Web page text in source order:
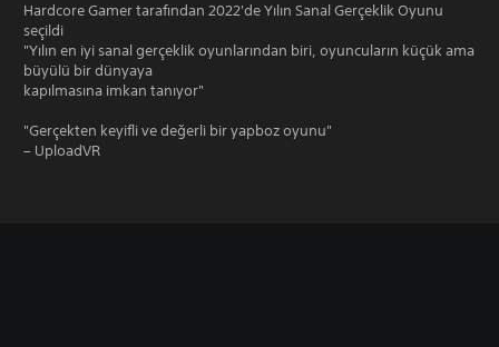
Hardcore Gamer tarafından 2022'de Yılın Sanal Gerçeklik Oyunu
seçildi
"Yılın en iyi sanal gerçeklik oyunlarından biri, oyuncuların küçük ama
büyülü bir dünyaya
kapılmasına imkan tanıyor"
"Gerçekten keyifli ve değerli bir yapboz oyunu"
– UploadVR